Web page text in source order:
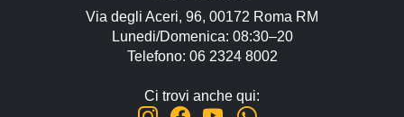
Via degli Aceri, 96, 00172 Roma RM
Lunedi/Domenica: 08:30–20
Telefono: 06 2324 8002
Ci trovi anche qui: